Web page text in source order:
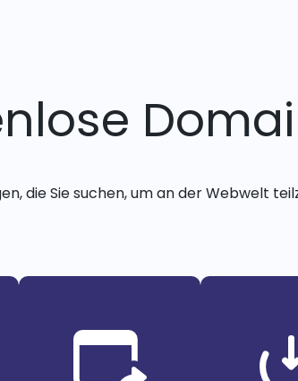
die Sie suchen, um an der Webwelt